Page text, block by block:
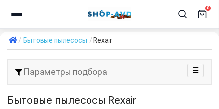
0
Бытовые пылесосы Rexair
Параметры подбора
Бытовые пылесосы Rexair